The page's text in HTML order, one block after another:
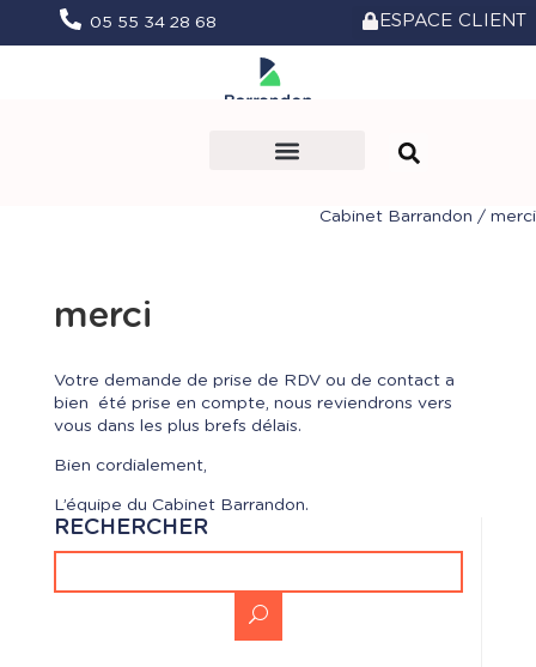
05 55 34 28 68 ESPACE CLIENT
Cabinet Barrandon / merci
merci
Votre demande de prise de RDV ou de contact a
bien été prise en compte, nous reviendrons vers
vous dans les plus brefs délais.
Bien cordialement,
L’équipe du Cabinet Barrandon.
RECHERCHER